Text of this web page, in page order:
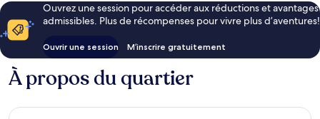
Ouvrez une session pour accéder aux réductions et avantages
admissibles. Plus de récompenses pour vivre plus d’aventures!
Ouvrir une session M’inscrire gratuitement
À propos du quartier